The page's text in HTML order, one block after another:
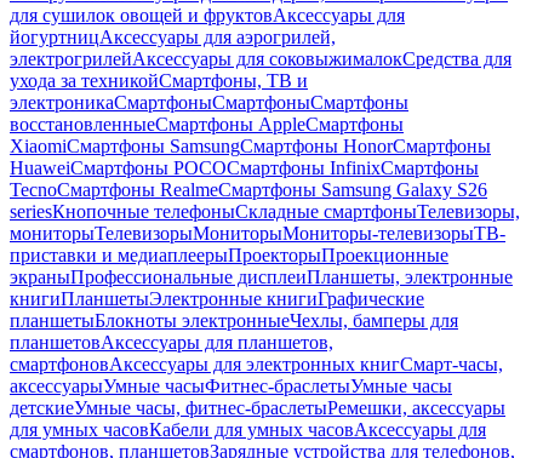
для сушилок овощей и фруктовАксессуары для
йогуртницАксессуары для аэрогрилей,
электрогрилейАксессуары для соковыжималокСредства для
ухода за техникойСмартфоны, ТВ и
электроникаСмартфоныСмартфоныСмартфоны
восстановленныеСмартфоны AppleСмартфоны
XiaomiСмартфоны SamsungСмартфоны HonorСмартфоны
HuaweiСмартфоны POCOСмартфоны InfinixСмартфоны
TecnoСмартфоны RealmeСмартфоны Samsung Galaxy S26
seriesКнопочные телефоныСкладные смартфоныТелевизоры,
мониторыТелевизорыМониторыМониторы-телевизорыТВ-
приставки и медиаплеерыПроекторыПроекционные
экраныПрофессиональные дисплеиПланшеты, электронные
книгиПланшетыЭлектронные книгиГрафические
планшетыБлокноты электронныеЧехлы, бамперы для
планшетовАксессуары для планшетов,
смартфоновАксессуары для электронных книгСмарт-часы,
аксессуарыУмные часыФитнес-браслетыУмные часы
детскиеУмные часы, фитнес-браслетыРемешки, аксессуары
для умных часовКабели для умных часовАксессуары для
смартфонов, планшетовЗарядные устройства для телефонов,